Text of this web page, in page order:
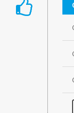
sont vendus dans la